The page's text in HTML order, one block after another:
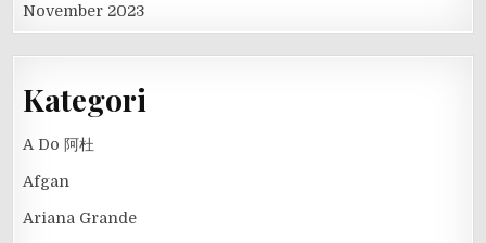
November 2023
Kategori
A Do 阿杜
Afgan
Ariana Grande